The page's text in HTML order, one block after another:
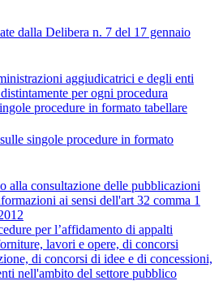
dalla Delibera n. 7 del 17 gennaio
aggiudicatrici e degli enti
per ogni procedura
procedure in formato tabellare
singole procedure in formato
alla consultazione delle pubblicazioni
ai sensi dell'art 32 comma 1
per l’affidamento di appalti
lavori e opere, di concorsi
di concorsi di idee e di concessioni,
nell'ambito del settore pubblico